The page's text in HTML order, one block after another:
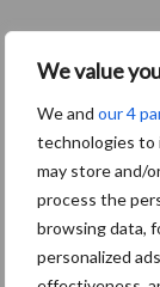
We value
We and our 4
technologies to
may store and/
process the
browsing data,
personalized
Om de beleving
Magnifique de
toe te passen
Trots
Gruyters is trots